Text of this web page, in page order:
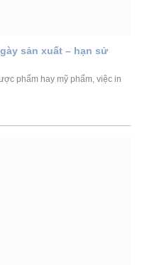
sản xuất – hạn sử
phẩm hay mỹ phẩm, việc in